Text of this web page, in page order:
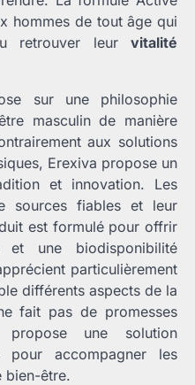
hommes de tout âge qui
retrouver leur vitalité
sur une philosophie
masculin de manière
aux solutions
Erexiva propose un
et innovation. Les
sources fiables et leur
est formulé pour offrir
et une biodisponibilité
particulièrement
différents aspects de la
fait pas de promesses
propose une solution
pour accompagner les
bien-être.